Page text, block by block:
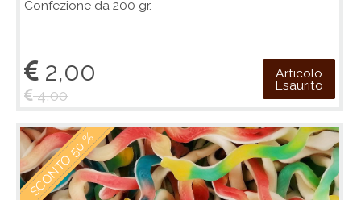
Confezione da 200 gr.
2,00
4,00
Articolo
Esaurito
SCONTO 50 %